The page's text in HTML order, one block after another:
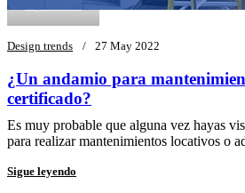
Design trends 27 May 2022
¿Un andamio para
certificado?
Es muy probable que alguna vez hayas
para realizar mantenimientos locativos o
Sigue leyendo